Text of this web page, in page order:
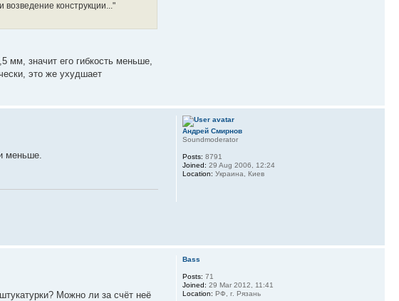
возведение конструкции..."
мм, значит его гибкость меньше,
это же ухудшает
меньше.
Андрей Смирнов
Soundmoderator
Posts: 8791
Joined: 29 Aug 2006, 12:24
Location: Украина, Киев
Можно ли за счёт неё
Bass
Posts: 71
Joined: 29 Mar 2012, 11:41
Location: РФ, г. Рязань